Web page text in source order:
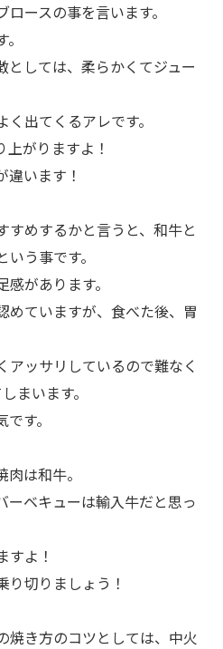
ースの事を言います。
としては、柔らかくてジュー
出てくるアレです。
がりますよ！
います！
すめするかと言うと、和牛と
う事です。
があります。
めていますが、食べた後、胃
アッサリしているので難なく
まいます。
す。
は和牛。
ーベキューは輸入牛だと思っ
すよ！
り切りましょう！
焼き方のコツとしては、中火